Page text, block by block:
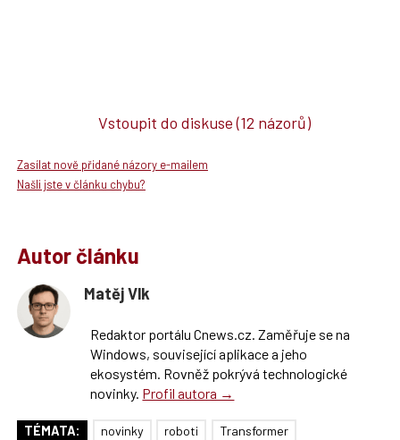
Vstoupit do diskuse(12 názorů)
Zasílat nově přidané názory e-mailem
Našli jste v článku chybu?
Autor článku
Matěj Vlk
Redaktor portálu Cnews.cz. Zaměřuje se na
Windows, související aplikace a jeho
ekosystém. Rovněž pokrývá technologické
novinky. Profil autora →
TÉMATA: novinky roboti Transformer